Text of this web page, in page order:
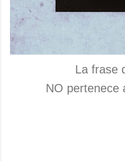
La frase
NO pertenece